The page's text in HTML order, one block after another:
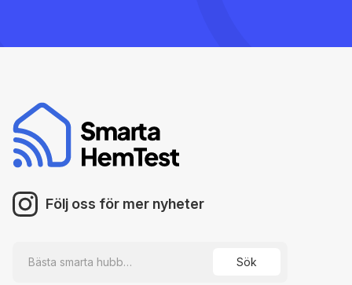
Följ oss för mer nyheter